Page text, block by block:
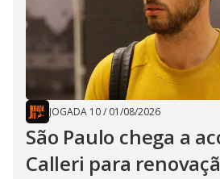
JOGADA 10/ 01/08/2026
São Paulo chega a
Calleri para